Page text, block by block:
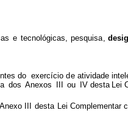
as e tecnológicas, pesquisa,
do exercíciode atividade intel
dos Anexos ou V desta Lei
Anexo III desta Lei Complementar